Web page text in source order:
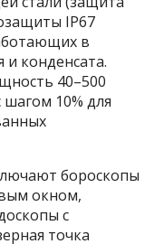
IP67
в
и конденсата.
40–500
10% для
бороскопы
окном,
с
точка